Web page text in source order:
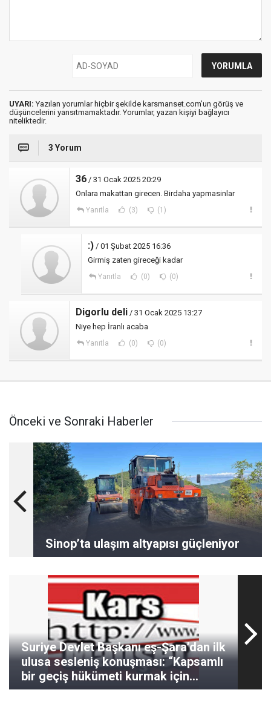
UYARI: Yazılan yorumlar hiçbir şekilde karsmanset.com’un görüş ve
düşüncelerini yansıtmamaktadır. Yorumlar, yazan kişiyi bağlayıcı
niteliktedir.
3 Yorum
36 / 31 Ocak 2025 20:29
Onlara makattan girecen. Birdaha yapmasinlar
Yanıtla (3) (1)
:) / 01 Şubat 2025 16:36
Girmiş zaten gireceği kadar
Yanıtla (0) (0)
Digorlu deli / 31 Ocak 2025 13:27
Niye hep İranlı acaba
Yanıtla (0) (0)
Önceki ve Sonraki Haberler
Sinop’ta ulaşım altyapısı güçleniyor
Suriye Devlet Başkanı eş-Şara’dan ilk
ulusa sesleniş konuşması: “Kapsamlı
bir geçiş hükümeti kurmak için
çalışacağız”